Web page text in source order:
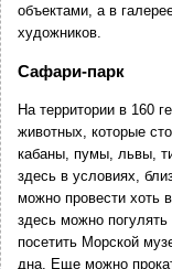
объектами, а в
художников.
Сафари-парк
На территории в 160
животных, которые
кабаны, пумы, львы,
здесь в условиях,
можно провести хоть
здесь можно погулять
посетить Морской
дна. Еще можно